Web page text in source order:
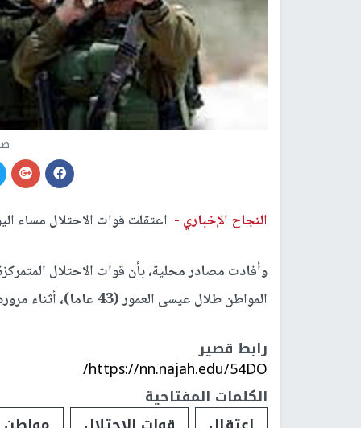
النجاح الإخباري - اعتقلت قوات الاحتلال مساء
وأفادت مصادر محلية، بأن قوات الاحتلال
المواطن طلال عيسى العمور (43 عاما)، أثناء مروره عبر الحاجز نحو بيت لحم.
رابط قصير
https://nn.najah.edu/54DO/
الكلمات المفتاحية